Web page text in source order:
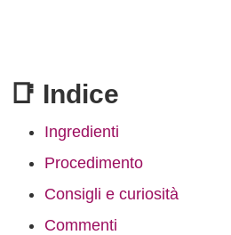
📑 Indice
Ingredienti
Procedimento
Consigli e curiosità
Commenti